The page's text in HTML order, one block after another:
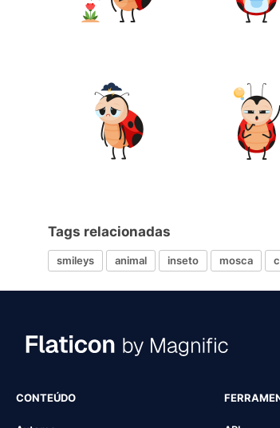
Tags relacionadas
smileys animal inseto mosca
CONTEÚDO